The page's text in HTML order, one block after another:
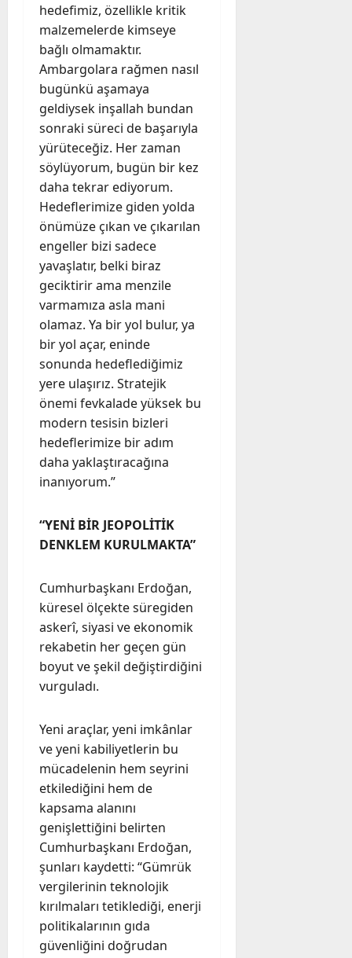
hedefimiz, özellikle kritik
malzemelerde kimseye
bağlı olmamaktır.
Ambargolara rağmen nasıl
bugünkü aşamaya
geldiysek inşallah bundan
sonraki süreci de başarıyla
yürüteceğiz. Her zaman
söylüyorum, bugün bir kez
daha tekrar ediyorum.
Hedeflerimize giden yolda
önümüze çıkan ve çıkarılan
engeller bizi sadece
yavaşlatır, belki biraz
geciktirir ama menzile
varmamıza asla mani
olamaz. Ya bir yol bulur, ya
bir yol açar, eninde
sonunda hedeflediğimiz
yere ulaşırız. Stratejik
önemi fevkalade yüksek bu
modern tesisin bizleri
hedeflerimize bir adım
daha yaklaştıracağına
inanıyorum.”
“YENİ BİR JEOPOLİTİK
DENKLEM KURULMAKTA”
Cumhurbaşkanı Erdoğan,
küresel ölçekte süregiden
askerî, siyasi ve ekonomik
rekabetin her geçen gün
boyut ve şekil değiştirdiğini
vurguladı.
Yeni araçlar, yeni imkânlar
ve yeni kabiliyetlerin bu
mücadelenin hem seyrini
etkilediğini hem de
kapsama alanını
genişlettiğini belirten
Cumhurbaşkanı Erdoğan,
şunları kaydetti: “Gümrük
vergilerinin teknolojik
kırılmaları tetiklediği, enerji
politikalarının gıda
güvenliğini doğrudan